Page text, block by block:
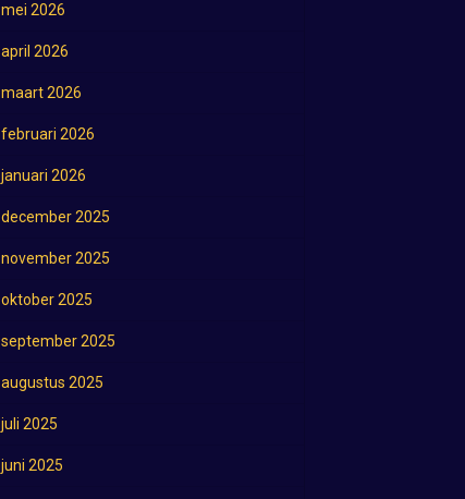
mei 2026
april 2026
maart 2026
februari 2026
januari 2026
december 2025
november 2025
oktober 2025
september 2025
augustus 2025
juli 2025
juni 2025